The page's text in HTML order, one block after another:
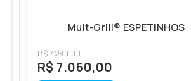
Mult-Grill® ESPETINHOS
R$7.280,00
R$7.060,00